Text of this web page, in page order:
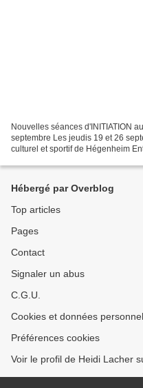
Nouvelles séances d'INITIATION
septembre Les jeudis 19 et 26
culturel et sportif de Hégenheim
Hébergé par Overblog
Top articles
Pages
Contact
Signaler un abus
C.G.U.
Cookies et données
Préférences cookies
Voir le profil de Heidi Lacher